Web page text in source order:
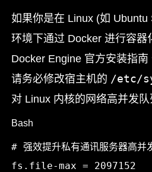
如果你是在 Linux (如 Ubuntu
环境下通过 Docker 进行容器
Docker Engine 官方安装指南
请务必修改宿主机的 /etc/
对 Linux 内核的网络高并发队
Bash
# 强效提升私有通讯服务器高并
fs.file-max = 2097152